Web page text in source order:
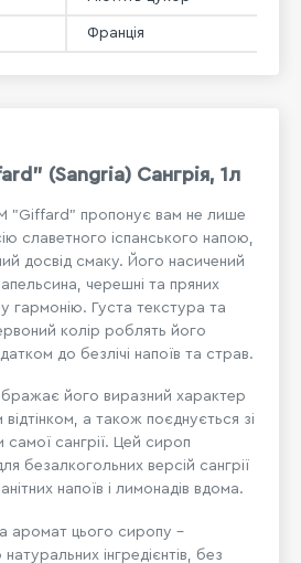
(Sangria) Сангрія, 1л
"Giffard" пропонує вам не лише
славетного іспанського напою,
досвід смаку. Його насичений
черешні та пряних
гармонію. Густа текстура та
колір роблять його
до безлічі напоїв та страв.
його виразний характер
а також поєднується зі
сангрії. Цей сироп
безалкогольних версій сангрії
напоїв і лимонадів вдома.
аромат цього сиропу -
інгредієнтів, без
Франція